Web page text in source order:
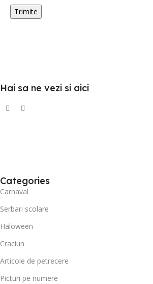
Hai sa ne vezi si aici
Categories
Carnaval
Serbari scolare
Haloween
Craciun
Articole de petrecere
Picturi pe numere